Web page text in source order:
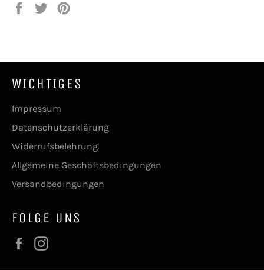
Auf
Auf
WICHTIGES
Impressum
Datenschutzerklärung
Widerrufsbelehrung
Allgemeine Geschäftsbedingungen
Versandbedingungen
FOLGE UNS
Facebook